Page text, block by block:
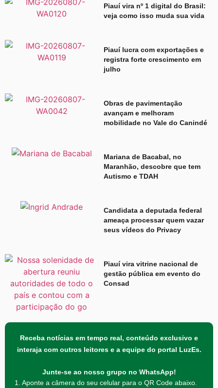
Piauí vira nº 1 digital do Brasil:
veja como isso muda sua vida
Piauí lucra com exportações e
registra forte crescimento em
julho
Obras de pavimentação
avançam e melhoram
mobilidade no Vale do Canindé
Mariana de Bacabal, no
Maranhão, descobre que tem
Autismo e TDAH
Candidata a deputada federal
ameaça processar quem vazar
seus vídeos do Privacy
Piauí vira vitrine nacional de
gestão pública em evento do
Consad
Receba notícias em tempo real, conteúdo exclusivo e
interaja com outros leitores e a equipe do portal LuzEs.
Junte-se ao nosso grupo no WhatsApp!
1. Aponte a câmera do seu celular para o QR Code abaixo.